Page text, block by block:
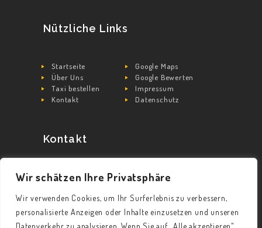
Wir schätzen Ihre Privatsphäre
Wir verwenden Cookies, um Ihr Surferlebnis zu verbessern,
personalisierte Anzeigen oder Inhalte einzusetzen und unseren
Datenverkehr zu analysieren. Wenn Sie auf „Alle akzeptieren"
Nützliche Links
Startseite
Google Maps
Über Uns
Google Bewerten
Taxi bestellen
Impressum
Kontakt
Datenschutz
Kontakt
info@taximonnem.de